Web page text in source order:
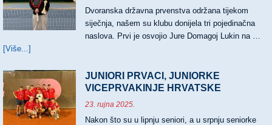
Dvoranska državna prvenstva održana tijekom
siječnja, našem su klubu donijela tri pojedinačna
naslova. Prvi je osvojio Jure Domagoj Lukin na …
[Više...]
NASLOVA
HRVATSKIH
PRVAKA
JUNIORI PRVACI, JUNIORKE
VICEPRVAKINJE HRVATSKE
23. rujna 2025.
Nakon što su u lipnju seniori, a u srpnju seniorke